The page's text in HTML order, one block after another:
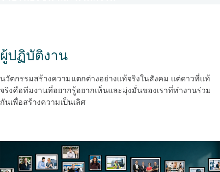
ผู้ปฏิบัติงาน
นวัตกรรมสร้างความแตกต่างอย่างแท้จริงในสังคม แต่ดาวที่แท้
จริงคือทีมงานที่อยากรู้อยากเห็นและมุ่งมั่นของเราที่ทํางานร่วม
กันเพื่อสร้างความเป็นเลิศ